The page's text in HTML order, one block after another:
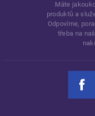
Máte
produktů a
Odpovíme,
třeba na
Facebook